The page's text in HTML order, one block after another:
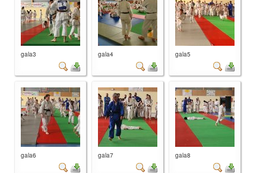
gala3 gala4 gala5
gala6 gala7 gala8